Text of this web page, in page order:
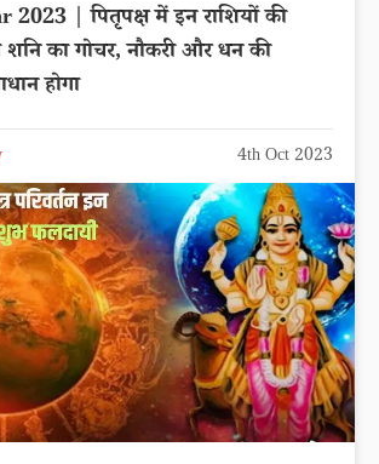
2023 | पितृपक्ष में इन राशियों की
का गोचर, नौकरी और धन की
होगा
4th Oct 2023